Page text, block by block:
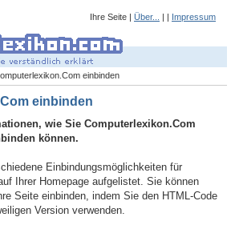
Ihre Seite | Über... | | Impressum
einbinden
einbinden
wie Sie Computerlexikon.Com
können.
Einbindungsmöglichkeiten für
Ihrer Homepage aufgelistet. Sie können
Seite einbinden, indem Sie den HTML-Code
Version verwenden.